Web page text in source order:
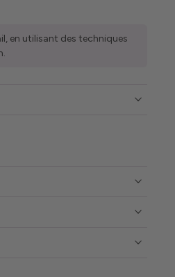
en utilisant des techniques